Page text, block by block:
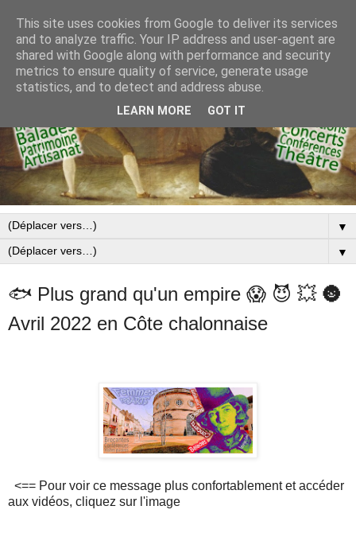
▼
▼
🐟 Plus grand qu'un empire 😱 😈 💥 🌚
Avril 2022 en Côte chalonnaise
<== Pour voir ce message plus confortablement et accéder
aux vidéos, cliquez sur l'image
This site uses cookies from Google to deliver its services
and to analyze traffic. Your IP address and user-agent are
shared with Google along with performance and security
metrics to ensure quality of service, generate usage
statistics, and to detect and address abuse.
LEARN MORE GOT IT